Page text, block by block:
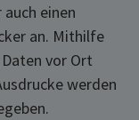
einen
an. Mithilfe
vor Ort
werden